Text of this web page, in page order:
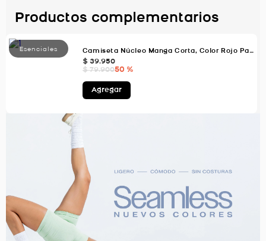
Productos complementarios
Camiseta Núcleo Manga Corta, Color Rojo Para Hombre
$ 39.950
$ 79.90050 %
Agregar